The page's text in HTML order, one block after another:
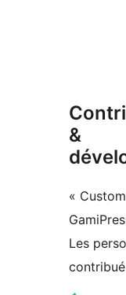
&
«
Les